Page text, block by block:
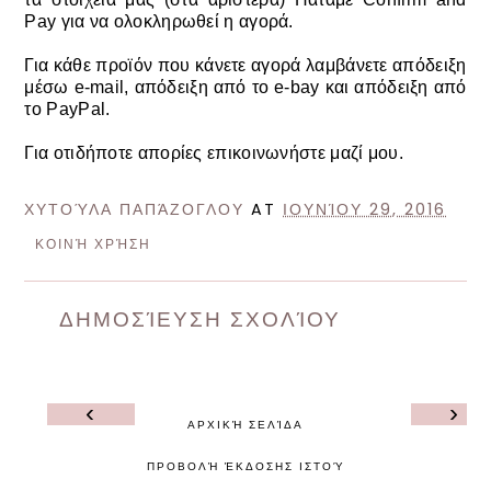
Pay για να ολοκληρωθεί η αγορά.
Για κάθε προϊόν που κάνετε αγορά λαμβάνετε απόδειξη
μέσω e-mail, απόδειξη από το e-bay και απόδειξη από
το PayPal.
Για οτιδήποτε απορίες επικοινωνήστε μαζί μου.
ΧΥΤΟΎΛΑ ΠΑΠΆΖΟΓΛΟΥ ATΙΟΥΝΊΟΥ 29, 2016
ΚΟΙΝΉ ΧΡΉΣΗ
ΔΗΜΟΣΊΕΥΣΗ ΣΧΟΛΊΟΥ
‹ ›
ΑΡΧΙΚΉ ΣΕΛΊΔΑ
ΠΡΟΒΟΛΉ ΈΚΔΟΣΗΣ ΙΣΤΟΎ